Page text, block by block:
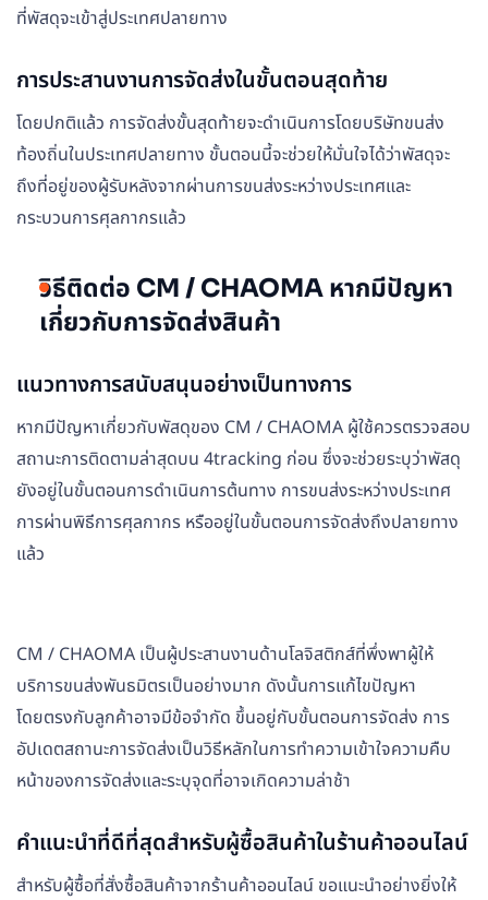
ที่พัสดุจะเข้าสู่ประเทศปลายทาง
การประสานงานการจัดส่งในขั้นตอนสุดท้าย
โดยปกติแล้ว การจัดส่งขั้นสุดท้ายจะดำเนินการโดยบริษัทขนส่ง
ท้องถิ่นในประเทศปลายทาง ขั้นตอนนี้จะช่วยให้มั่นใจได้ว่าพัสดุจะ
ถึงที่อยู่ของผู้รับหลังจากผ่านการขนส่งระหว่างประเทศและ
กระบวนการศุลกากรแล้ว
วิธีติดต่อ CM / CHAOMA หากมีปัญหา
เกี่ยวกับการจัดส่งสินค้า
แนวทางการสนับสนุนอย่างเป็นทางการ
หากมีปัญหาเกี่ยวกับพัสดุของ CM / CHAOMA ผู้ใช้ควรตรวจสอบ
สถานะการติดตามล่าสุดบน 4tracking ก่อน ซึ่งจะช่วยระบุว่าพัสดุ
ยังอยู่ในขั้นตอนการดำเนินการต้นทาง การขนส่งระหว่างประเทศ
การผ่านพิธีการศุลกากร หรืออยู่ในขั้นตอนการจัดส่งถึงปลายทาง
แล้ว
CM / CHAOMA เป็นผู้ประสานงานด้านโลจิสติกส์ที่พึ่งพาผู้ให้
บริการขนส่งพันธมิตรเป็นอย่างมาก ดังนั้นการแก้ไขปัญหา
โดยตรงกับลูกค้าอาจมีข้อจำกัด ขึ้นอยู่กับขั้นตอนการจัดส่ง การ
อัปเดตสถานะการจัดส่งเป็นวิธีหลักในการทำความเข้าใจความคืบ
หน้าของการจัดส่งและระบุจุดที่อาจเกิดความล่าช้า
คำแนะนำที่ดีที่สุดสำหรับผู้ซื้อสินค้าในร้านค้าออนไลน์
สำหรับผู้ซื้อที่สั่งซื้อสินค้าจากร้านค้าออนไลน์ ขอแนะนำอย่างยิ่งให้